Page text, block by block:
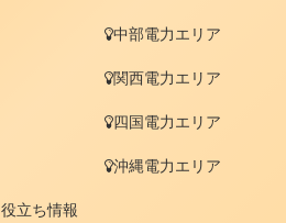
中部電力エリア
関西電力エリア
四国電力エリア
沖縄電力エリア
役立ち情報